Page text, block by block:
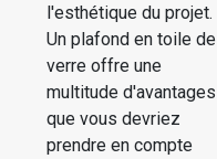
l'esthétique du projet.
Un plafond en toile de
verre offre une
multitude d'avantages
que vous devriez
prendre en compte